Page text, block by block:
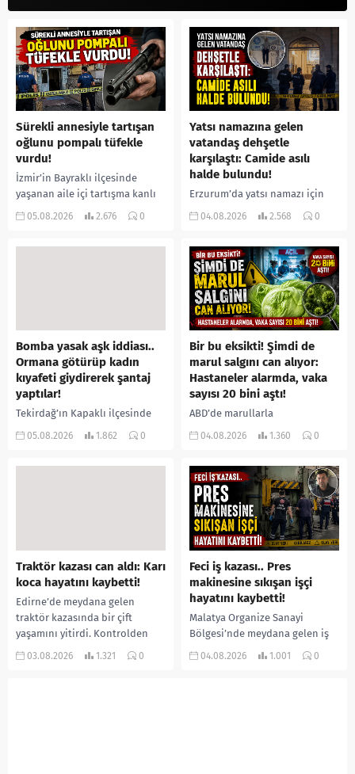
Sürekli annesiyle tartışan
oğlunu pompalı tüfekle
vurdu!
İzmir’in Bayraklı ilçesinde
yaşanan aile içi tartışma kanlı
bitti. İddiaya göre, uzun süredir
05.08.2026 2.676 0
Yatsı namazına gelen
vatandaş dehşetle
karşılaştı: Camide asılı
halde bulundu!
Erzurum’da yatsı namazı için
camiye gelen bir vatandaş,
yerine sevk edilen...
04.08.2026 2.568 0
Bomba yasak aşk iddiası..
Ormana götürüp kadın
kıyafeti giydirerek şantaj
yaptılar!
Tekirdağ’ın Kapaklı ilçesinde
bir kişiyi, arkadaşının eşiyle
05.08.2026 1.862 0
Bir bu eksikti! Şimdi de
marul salgını can alıyor:
Hastaneler alarmda, vaka
sayısı 20 bini aştı!
ABD’de marullarla
ilişkilendirilen siklospora
salgında vaka sayısının 20 bini
aştığı belirtilirken, sağlık...
04.08.2026 1.360 0
Traktör kazası can aldı: Karı
koca hayatını kaybetti!
Edirne’de meydana gelen
traktör kazasında bir çift
yaşamını yitirdi. Kontrolden
çıkarak devrilen traktörün
03.08.2026 1.321 0
Feci iş kazası.. Pres
makinesine sıkışan işçi
hayatını kaybetti!
Malatya Organize Sanayi
Bölgesi’nde meydana gelen iş
kazasında, pres makinesine
04.08.2026 1.001 0